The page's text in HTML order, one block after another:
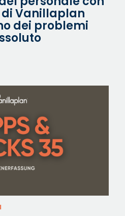
di Vanillaplan
dei problemi